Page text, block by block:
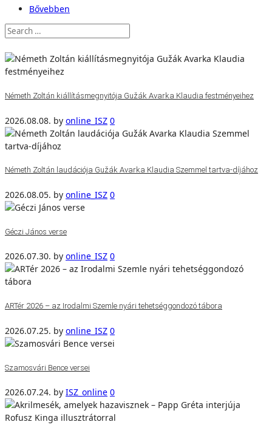
Bővebben
Németh Zoltán kiállításmegnyitója Gužák Avarka Klaudia festményeihez
2026.08.08. by online_ISZ 0
Németh Zoltán laudációja Gužák Avarka Klaudia Szemmel tartva-díjához
2026.08.05. by online_ISZ 0
Géczi János verse
2026.07.30. by online_ISZ 0
ARTér 2026 – az Irodalmi Szemle nyári tehetséggondozó tábora
2026.07.25. by online_ISZ 0
Szamosvári Bence versei
2026.07.24. by ISZ_online 0